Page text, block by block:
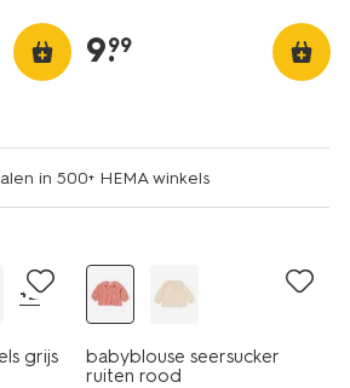
9.
99
500+ HEMA winkels
+2
grijs
babyblouse seersucker
ruiten rood